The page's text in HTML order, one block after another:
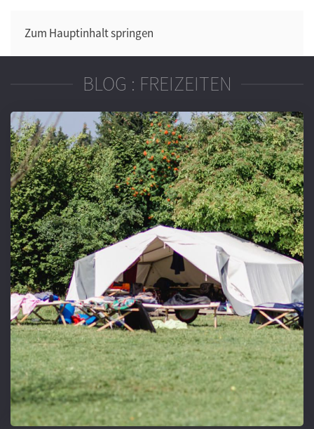
Zum Hauptinhalt springen
BLOG : FREIZEITEN